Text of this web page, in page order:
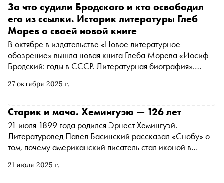
27 октября 2025 г.
За что судили Бродского и кто освободил
его из ссылки. Историк литературы Глеб
Морев о своей новой книге
В октябре в издательстве «Новое литературное
обозрение» вышла новая книга Глеба Морева «Иосиф
Бродский: годы в СССР. Литературная биография».
литературы о том, как Бродский почти угнал самолет в
«тунеядстве», кто на самом деле освободил поэта из
ссылки в Норинскую, мог ли его дебютный сборник быть
издан в Советском Союзе и на каких условиях
Бродского «выгнали» из страны
21 июля 2025 г.
Старик и мачо. Хемингуэю — 126 лет
21 июля 1899 года родился Эрнест Хемингуэй.
Литературовед Павел Басинский рассказал «Снобу» о
том, почему американский писатель стал иконой в
угоду неолиберальному тренду, был ли он агентом КГБ,